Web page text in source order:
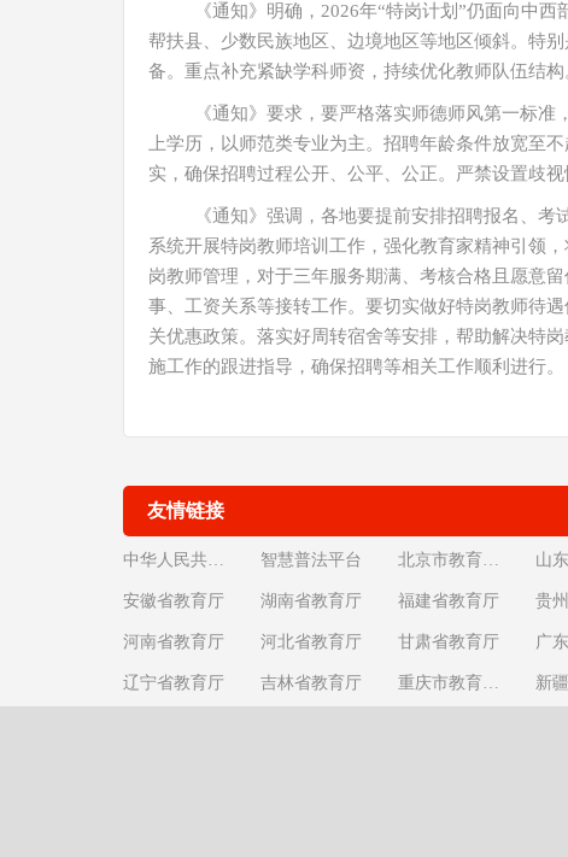
《通知》明确，2026年“特岗计划”仍面向中
帮扶县、少数民族地区、边境地区等地区倾斜。特
备。重点补充紧缺学科师资，持续优化教师队伍结构
《通知》要求，要严格落实师德师风第一标
上学历，以师范类专业为主。招聘年龄条件放宽至
实，确保招聘过程公开、公平、公正。严禁设置歧
《通知》强调，各地要提前安排招聘报名、
系统开展特岗教师培训工作，强化教育家精神引领
岗教师管理，对于三年服务期满、考核合格且愿意
事、工资关系等接转工作。要切实做好特岗教师待
关优惠政策。落实好周转宿舍等安排，帮助解决特
施工作的跟进指导，确保招聘等相关工作顺利进行。
友情链接
中华人民共和国教育部 智慧普法平台 北京市教育委员会 山
安徽省教育厅 湖南省教育厅 福建省教育厅 贵
河南省教育厅 河北省教育厅 甘肃省教育厅 广
辽宁省教育厅 吉林省教育厅 重庆市教育委员会